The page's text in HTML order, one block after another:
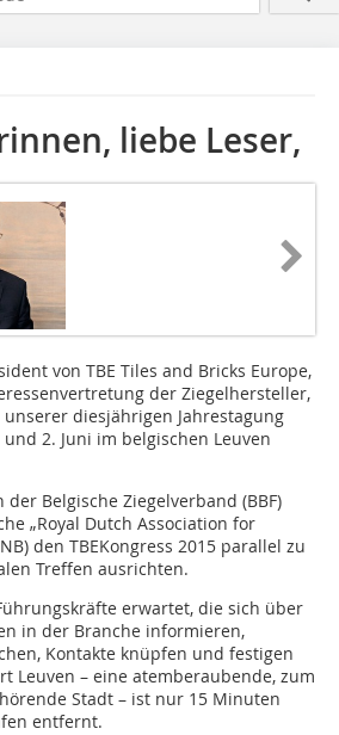
liebe Leser,
von TBE Tiles and Bricks Europe,
der Ziegelhersteller,
diesjährigen Jahrestagung
2. Juni im belgischen Leuven
Belgische Ziegelverband (BBF)
„Royal Dutch Association for
den TBEKongress 2015 parallel zu
Treffen ausrichten.
erwartet, die sich über
in der Branche informieren,
Kontakte knüpfen und festigen
Leuven – eine atemberaubende, zum
Stadt – ist nur 15 Minuten
entfernt.